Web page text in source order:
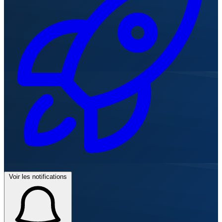
Voir les notifications